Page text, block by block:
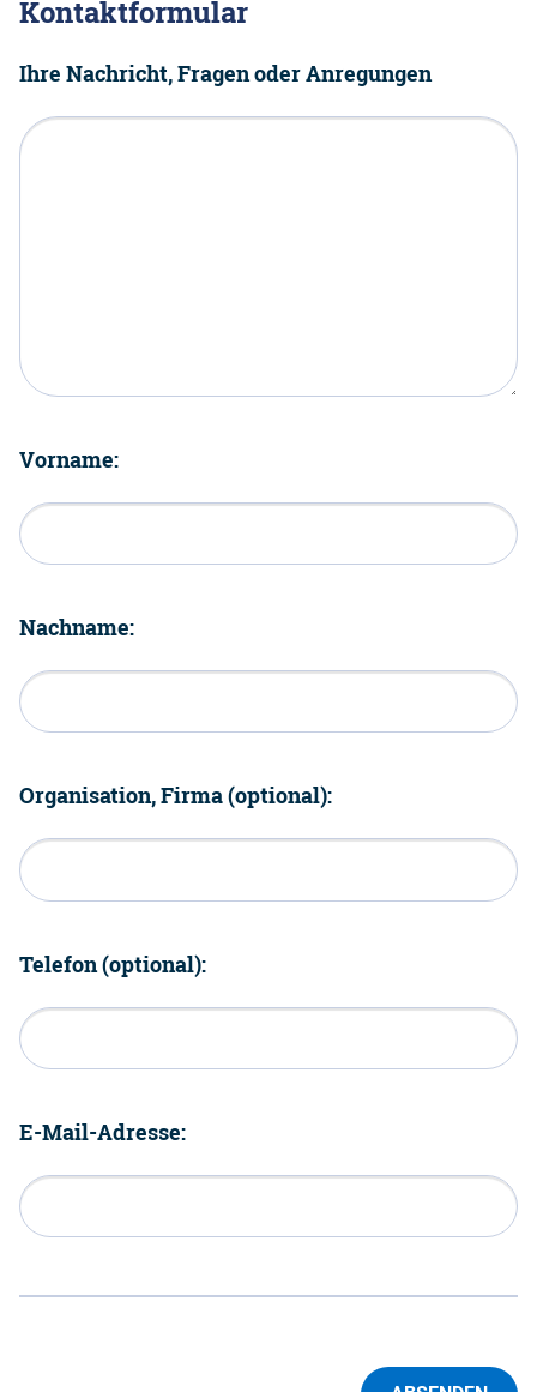
Kontaktformular
Ihre Nachricht, Fragen oder Anregungen
Vorname:
Nachname:
Organisation, Firma (optional):
Telefon (optional):
E-Mail-Adresse: